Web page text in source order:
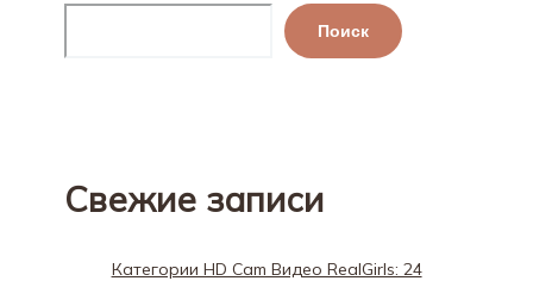
Поиск
Свежие записи
Категории HD Cam Видео RealGirls: 24